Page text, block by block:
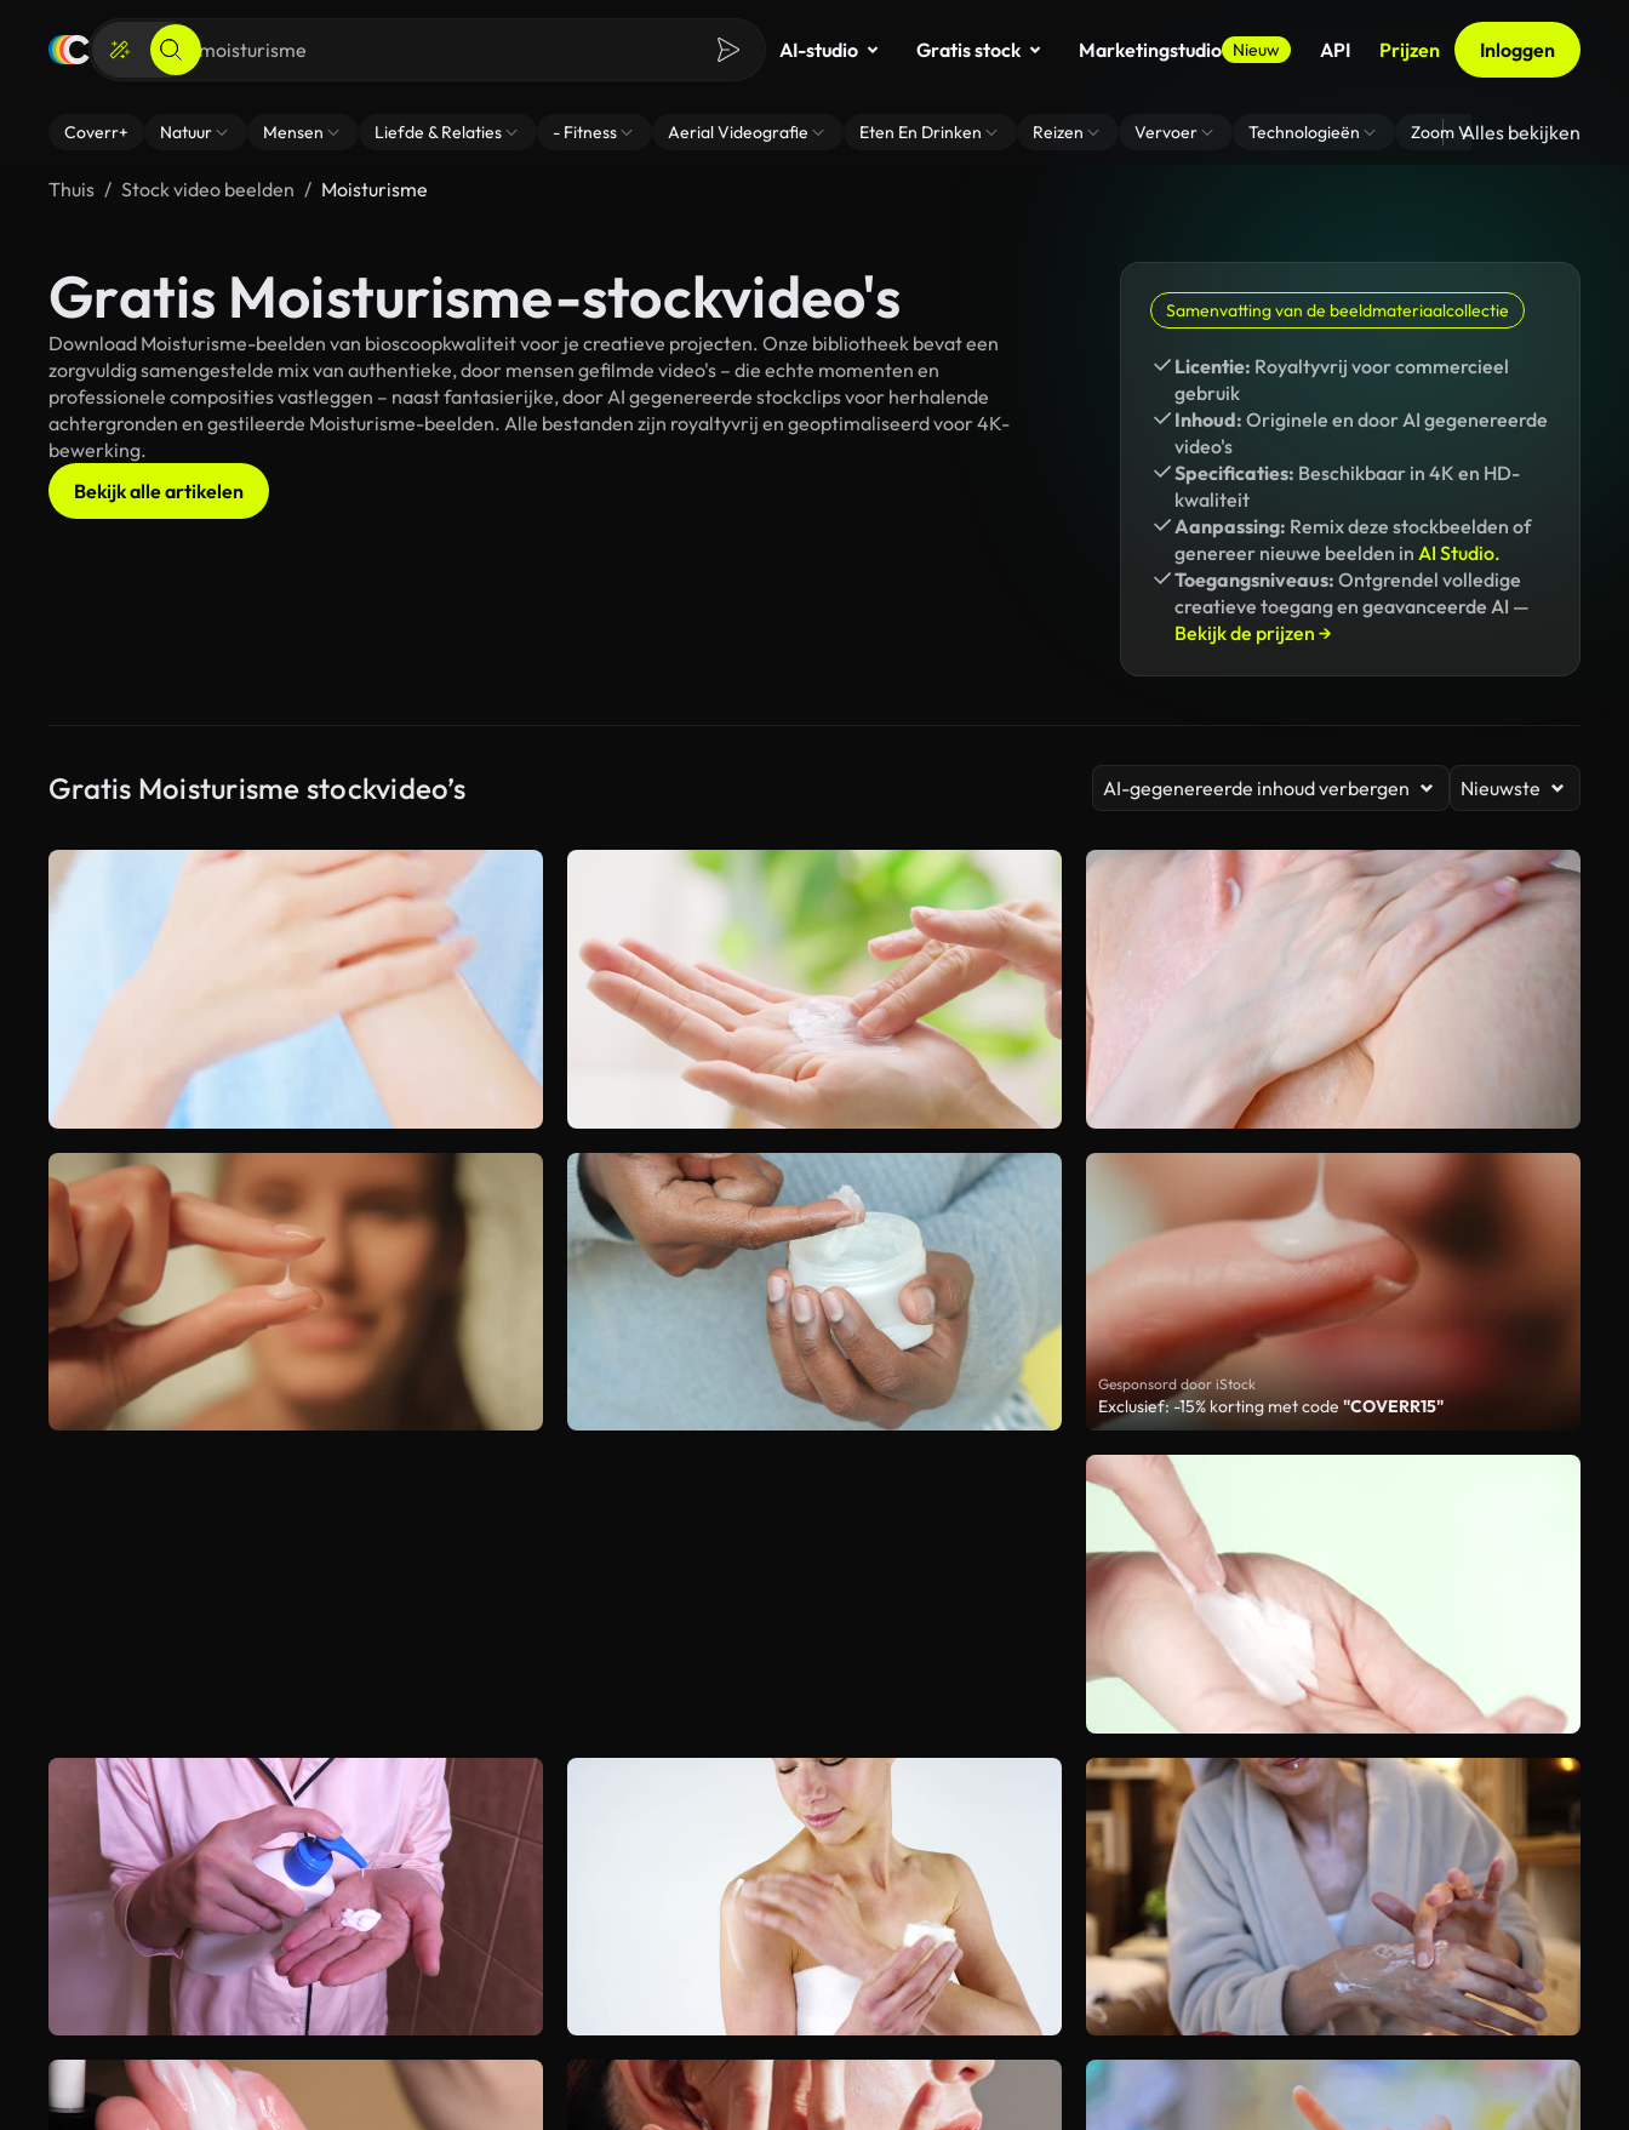
AI-studio Gratis stock Marketingstudio Nieuw API Prijzen Inloggen
Coverr+ Natuur Mensen Liefde & Relaties - Fitness Aerial Videografie Eten En Drinken Reizen Vervoer Technologieën Zoom Virtuele
Alles bekijken
Thuis Stock video beelden Moisturisme
Gratis Moisturisme-stockvideo's
Download Moisturisme-beelden van bioscoopkwaliteit voor je creatieve projecten. Onze bibliotheek bevat een
zorgvuldig samengestelde mix van authentieke, door mensen gefilmde video's – die echte momenten en
professionele composities vastleggen – naast fantasierijke, door AI gegenereerde stockclips voor herhalende
achtergronden en gestileerde Moisturisme-beelden. Alle bestanden zijn royaltyvrij en geoptimaliseerd voor 4K-
bewerking.
Bekijk alle artikelen
Samenvatting van de beeldmateriaalcollectie
Licentie: Royaltyvrij voor commercieel
gebruik
Inhoud: Originele en door AI gegenereerde
video's
Specificaties: Beschikbaar in 4K en HD-
kwaliteit
Aanpassing: Remix deze stockbeelden of
genereer nieuwe beelden in AI Studio.
Toegangsniveaus: Ontgrendel volledige
creatieve toegang en geavanceerde AI —
Bekijk de prijzen →
Gratis Moisturisme stockvideo’s AI-gegenereerde inhoud verbergen Nieuwste
Gesponsord door iStock
Exclusief: -15% korting met code "COVERR15"